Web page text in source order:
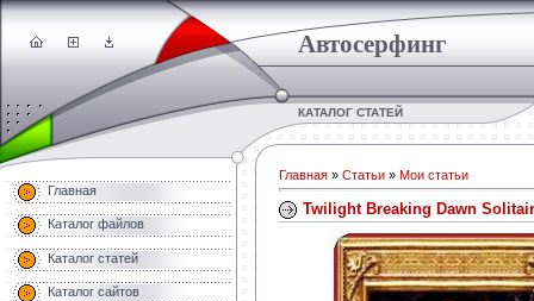
Автосерфинг
КАТАЛОГ СТАТЕЙ
Главная
Каталог файлов
Каталог статей
Каталог сайтов
Главная » Статьи » Мои статьи
Twilight Breaking Dawn